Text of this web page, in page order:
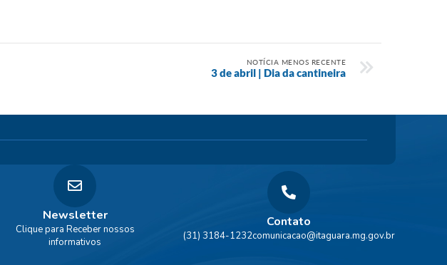
NOTÍCIA MENOS RECENTE
3 de abril | Dia da cantineira
Contato
(31) 3184-1232comunicacao@itaguara.mg.gov.br
Newsletter
Clique para Receber nossos
informativos